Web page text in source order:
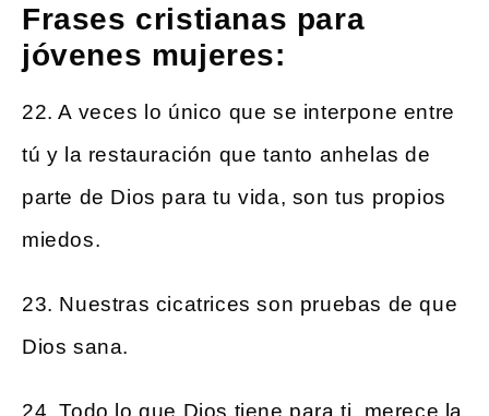
Frases cristianas para
jóvenes mujeres:
22. A veces lo único que se interpone entre
tú y la restauración que tanto anhelas de
parte de Dios para tu vida, son tus propios
miedos.
23. Nuestras cicatrices son pruebas de que
Dios sana.
24. Todo lo que Dios tiene para ti, merece la